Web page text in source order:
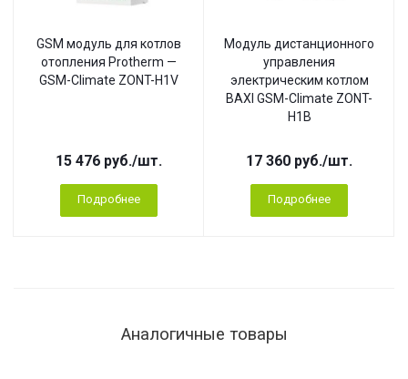
GSM модуль для котлов
отопления Protherm —
GSM-Climate ZONT-H1V
15 476 руб./шт.
Подробнее
Модуль дистанционного
управления
электрическим котлом
BAXI GSM-Climate ZONT-
H1B
17 360 руб./шт.
Подробнее
Аналогичные товары